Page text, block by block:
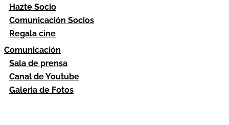
Hazte Socio
Comunicación Socios
Regala cine
Comunicación
Sala de prensa
Canal de Youtube
Galeria de Fotos